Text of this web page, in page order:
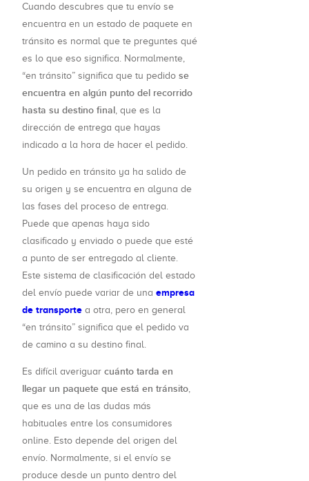
Cuando descubres que tu envío se
encuentra en un estado de paquete en
tránsito es normal que te preguntes qué
es lo que eso significa. Normalmente,
“en tránsito” significa que tu pedido se
encuentra en algún punto del recorrido
hasta su destino final , que es la
dirección de entrega que hayas
indicado a la hora de hacer el pedido.
Un pedido en tránsito ya ha salido de
su origen y se encuentra en alguna de
las fases del proceso de entrega.
Puede que apenas haya sido
clasificado y enviado o puede que esté
a punto de ser entregado al cliente.
Este sistema de clasificación del estado
del envío puede variar de una empresa
de transporte a otra, pero en general
“en tránsito” significa que el pedido va
de camino a su destino final.
Es difícil averiguar cuánto tarda en
llegar un paquete que está en tránsito
que es una de las dudas más
habituales entre los consumidores
online. Esto depende del origen del
envío. Normalmente, si el envío se
produce desde un punto dentro del